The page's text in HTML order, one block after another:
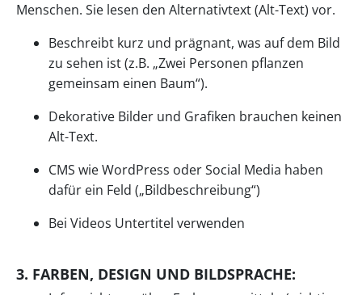
Menschen. Sie lesen den Alternativtext (Alt-Text) vor.
Beschreibt kurz und prägnant, was auf dem Bild
zu sehen ist (z.B. „Zwei Personen pflanzen
gemeinsam einen Baum“).
Dekorative Bilder und Grafiken brauchen keinen
Alt-Text.
CMS wie WordPress oder Social Media haben
dafür ein Feld („Bildbeschreibung“)
Bei Videos Untertitel verwenden
3. FARBEN, DESIGN UND BILDSPRACHE: